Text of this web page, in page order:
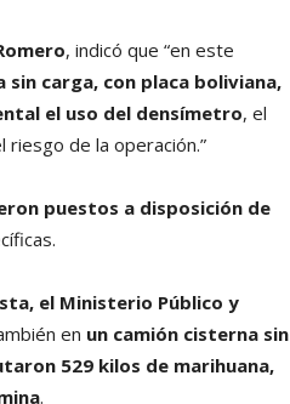
, indicó que “en este
carga, con placa boliviana,
el uso del densímetro, el
riesgo de la operación.”
puestos a disposición de
el Ministerio Público y
en un camión cisterna sin
529 kilos de marihuana,
.